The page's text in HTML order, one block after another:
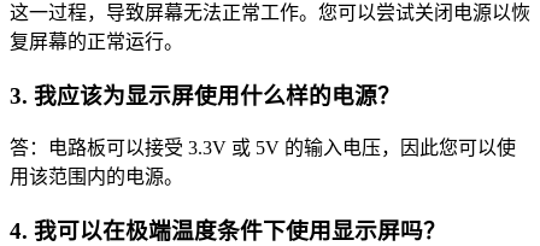
这一过程，导致屏幕无法正常工作。您可以尝试关闭电源以恢
复屏幕的正常运行。
3. 我应该为显示屏使用什么样的电源？
答：电路板可以接受 3.3V 或 5V 的输入电压，因此您可以使
用该范围内的电源。
4. 我可以在极端温度条件下使用显示屏吗？